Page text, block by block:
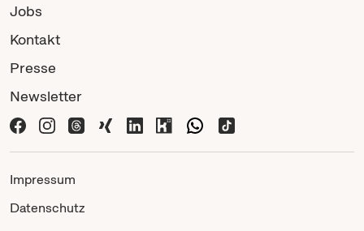
Jobs
Kontakt
Presse
Newsletter
Impressum
Datenschutz